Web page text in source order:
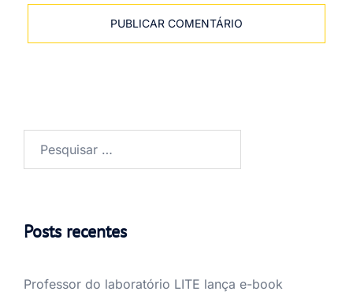
Posts recentes
Professor do laboratório LITE lança e-book